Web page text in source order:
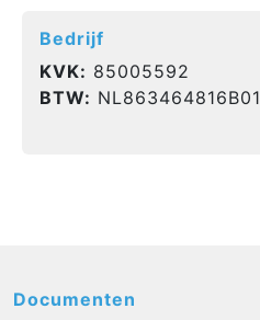
Bedrijf
KVK: 85005592
BTW: NL863464816B01
Documenten